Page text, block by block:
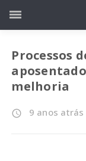
Processos
melhoria
access_time 9 anos atrás